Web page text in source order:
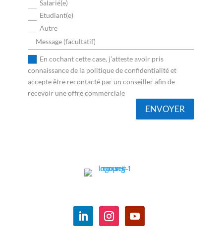
Salarié(e)
Etudiant(e)
Autre
En cochant cette case, j’atteste avoir pris
connaissance de la politique de confidentialité et
accepte être recontacté par un conseiller afin de
recevoir une offre commerciale
ENVOYER